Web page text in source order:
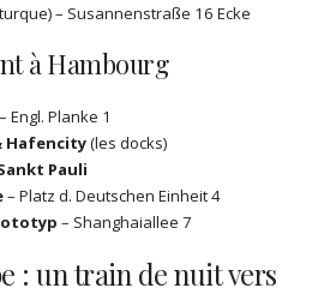
– Susannenstraße 16 Ecke
à Hambourg
– Engl. Planke 1
Hafencity(les docks)
Pauli
– Platz d. Deutschen Einheit 4
– Shanghaiallee 7
: un train de nuit vers